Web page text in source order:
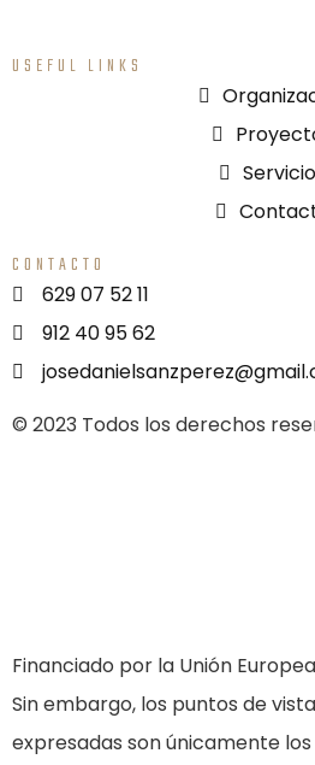
USEFUL LINKS
CONTACTO
629 07 52 11
912 40 95 62
© 2023 Todos los derechos
Financiado por la Unión
Sin embargo, los puntos de
expresadas son únicamente